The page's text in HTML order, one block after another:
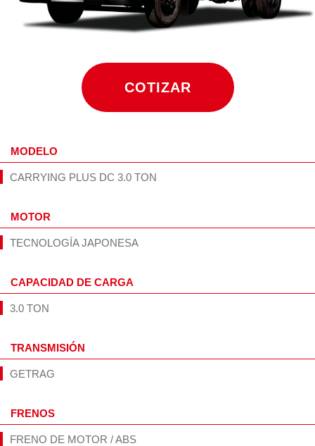
COTIZAR
MODELO
CARRYING PLUS DC 3.0 TON
MOTOR
TECNOLOGÍA JAPONESA
CAPACIDAD DE CARGA
3.0 TON
TRANSMISIÓN
GETRAG
FRENOS
FRENO DE MOTOR / ABS